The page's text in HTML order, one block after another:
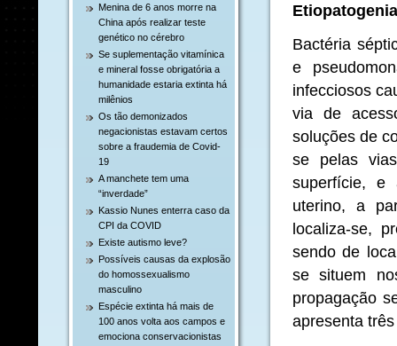
Menina de 6 anos morre na
China após realizar teste
genético no cérebro
Se suplementação vitamínica
e mineral fosse obrigatória a
humanidade estaria extinta há
milênios
Os tão demonizados
negacionistas estavam certos
sobre a fraudemia de Covid-
19
A manchete tem uma
“inverdade”
Kassio Nunes enterra caso da
CPI da COVID
Existe autismo leve?
Possíveis causas da explosão
do homossexualismo
masculino
Espécie extinta há mais de
100 anos volta aos campos e
emociona conservacionistas
Etiopatogenia
Bactéria
e
infecciosos
via de
soluções de
se pelas
superfície, e
uterino, a
localiza-se,
sendo de
se situem
propagação
apresenta